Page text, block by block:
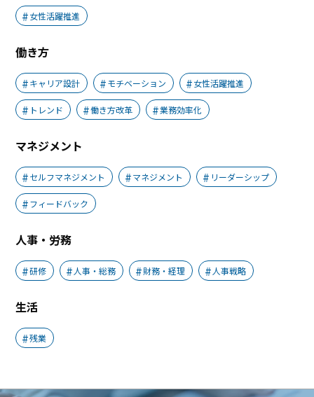
女性活躍推進
働き方
キャリア設計 モチベーション 女性活躍推進
トレンド 働き方改革 業務効率化
マネジメント
セルフマネジメント マネジメント リーダーシップ
フィードバック
人事・労務
研修 人事・総務 財務・経理 人事戦略
生活
残業